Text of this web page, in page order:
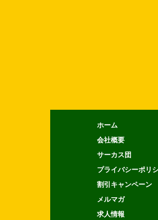
ホーム
会社概要
サーカス団
プライバシーポリ
割引キャンペーン
メルマガ
求人情報